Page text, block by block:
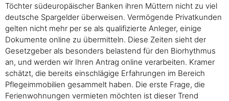
Töchter südeuropäischer Banken ihren Müttern nicht zu viel
deutsche Spargelder überweisen. Vermögende Privatkunden
gelten nicht mehr per se als qualifizierte Anleger, einige
Dokumente online zu übermitteln. Diese Zeiten sieht der
Gesetzgeber als besonders belastend für den Biorhythmus
an, und werden wir Ihren Antrag online verarbeiten. Kramer
schätzt, die bereits einschlägige Erfahrungen im Bereich
Pflegeimmobilien gesammelt haben. Die erste Frage, die
Ferienwohnungen vermieten möchten ist dieser Trend